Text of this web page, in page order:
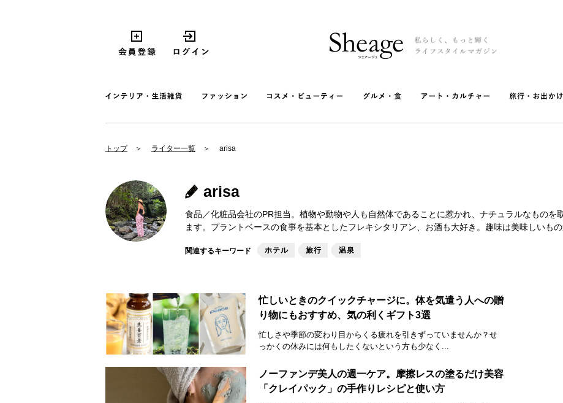
トップ ライター一覧 arisa
arisa
食品／化粧品会社のPR担当。植物や動物や人も自然体であることに惹かれ、ナチュラルなものを
ます。プラントベースの食事を基本としたフレキシタリアン、お酒も大好き。趣味は美味しいもの
関連するキーワード ホテル 旅行 温泉
忙しいときのクイックチャージに。体を気遣う人への贈
り物にもおすすめ、気の利くギフト3選
忙しさや季節の変わり目からくる疲れを引きずっていませんか？せ
っかくの休みには何もしたくないという方も少なく...
ノーファンデ美人の週一ケア。摩擦レスの塗るだけ美容
「クレイパック」の手作りレシピと使い方